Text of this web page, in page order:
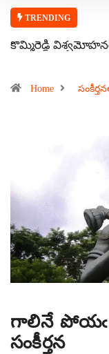
TRENDING
కొమ్మిరెడ్డి
Home
గాలినే పోయఁ
సంకీర్తన